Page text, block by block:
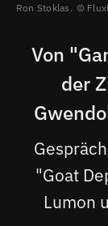
Ron Stoklas.
Von
der
"Goat
Lumon